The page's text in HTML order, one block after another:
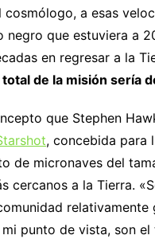
cosmólogo, a esas
negro que estuviera a
en regresar a la
de la misión sería
que Stephen
, concebida para
de micronaves del
cercanos a la Tierra.
mi punto de vista, son